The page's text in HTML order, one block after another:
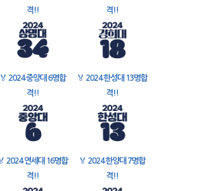
격!!
격!!
🏅 2024 중앙대 6명합
격!!
🏅 2024 한성대 13명합
격!!
2024 연세대 16명합
격!!
🏅 2024 한양대 7명합
격!!